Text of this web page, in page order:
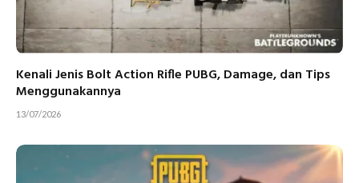
Kenali Jenis Bolt Action Rifle PUBG, Damage, dan Tips
Menggunakannya
13/07/2026